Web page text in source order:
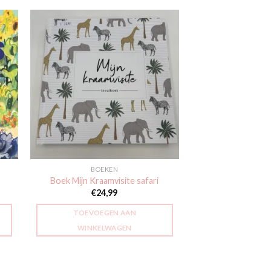
Toevoegen
aan
verlanglijst
BOEKEN
Boek Mijn Kraamvisite safari
€24,99
TOEVOEGEN AAN
WINKELWAGEN